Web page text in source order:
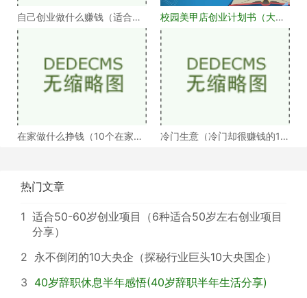
自己创业做什么赚钱（适合普
校园美甲店创业计划书（大学
在家做什么挣钱（10个在家挣
冷门生意（冷门却很赚钱的10
热门文章
1 适合50-60岁创业项目（6种适合50岁左右创业项目
分享）
2 永不倒闭的10大央企（探秘行业巨头10大央国企）
3 40岁辞职休息半年感悟(40岁辞职半年生活分享)